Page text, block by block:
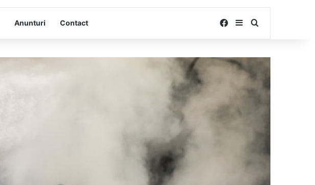
Anunturi Contact Facebook
SidebarSearch for